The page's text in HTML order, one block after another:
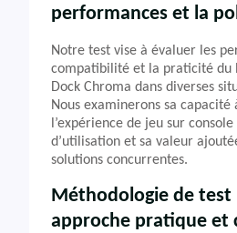
performances et la
Notre test vise à évaluer les
compatibilité et la praticité du
Dock Chroma dans diverses
Nous examinerons sa
l’expérience de jeu sur
d’utilisation et sa valeur
solutions concurrentes.
Méthodologie de test
approche pratique et